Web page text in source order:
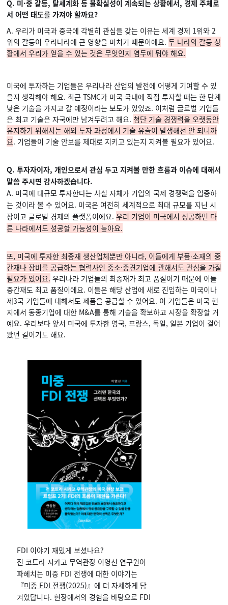
Q. 미·중 갈등, 탈세계화 등 불확실성이 계속되는 상황에서, 경제 주체로
서 어떤 태도를 가져야 할까요?
A. 우리가 미국과 중국에 각별히 관심을 갖는 이유는 세계 경제 1위와 2
위의 갈등이 우리나라에 큰 영향을 미치기 때문이에요. 두 나라의 갈등 상
황에서 우리가 얻을 수 있는 것은 무엇인지 염두에 둬야 해요.
미국에 투자하는 기업들은 우리나라 산업의 발전에 어떻게 기여할 수 있
을지 생각해야 해요. 최근 TSMC가 미국 국내에 직접 투자할 때는 한 단계
낮은 기술을 가지고 갈 예정이라는 보도가 있었죠. 이처럼 글로벌 기업들
은 최고 기술은 자국에만 남겨두려고 해요. 첨단 기술 경쟁력을 오랫동안
유지하기 위해서는 해외 투자 과정에서 기술 유출이 발생해선 안 되니까
요. 기업들이 기술 안보를 제대로 지키고 있는지 지켜볼 필요가 있어요.
Q. 투자자이자, 개인으로서 관심 두고 지켜볼 만한 흐름과 이슈에 대해서
말씀 주시면 감사하겠습니다.
A. 미국에 대규모 투자한다는 사실 자체가 기업의 국제 경쟁력을 입증하
는 것이라 볼 수 있어요. 미국은 여전히 세계적으로 최대 규모를 지닌 시
장이고 글로벌 경제의 플랫폼이에요. 우리 기업이 미국에서 성공하면 다
른 나라에서도 성공할 가능성이 높아요.
또, 미국에 투자한 최종재 생산업체뿐만 아니라, 이들에게 부품∙소재의 중
간재나 장비를 공급하는 협력사인 중소·중견기업에 관해서도 관심을 가질
필요가 있어요. 우리나라 기업들의 최종재가 최고 품질이기 때문에 이들
중간재도 최고 품질이에요. 이들은 해당 산업에 새로 진입하는 미국이나
제3국 기업들에 대해서도 제품을 공급할 수 있어요. 이 기업들은 미국 현
지에서 동종기업에 대한 M&A를 통해 기술을 확보하고 시장을 확장할 거
예요. 우리보다 앞서 미국에 투자한 영국, 프랑스, 독일, 일본 기업이 걸어
왔던 길이기도 해요.
FDI 이야기 재밌게 보셨나요?
전 코트라 시카고 무역관장 이영선 연구원이
파헤치는 미중 FDI 전쟁에 대한 이야기는
『미중 FDI 전쟁(2025) 』에 더 자세하게 담
겨있답니다. 현장에서의 경험을 바탕으로 FDI